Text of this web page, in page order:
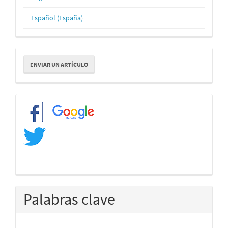
Español (España)
Enviar
un
artículo
ENVIAR UN ARTÍCULO
Redes
Palabras clave